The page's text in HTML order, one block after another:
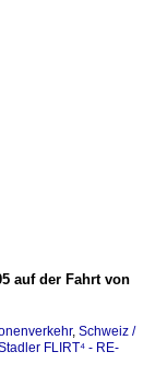
auf der Fahrt von
, Schweiz /
FLIRT⁴ - RE-